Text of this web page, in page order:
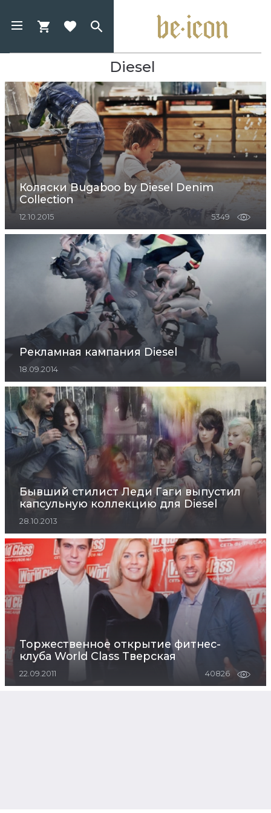
Diesel
Коляски Bugaboo by Diesel Denim
Collection
12.10.2015 5349
Рекламная кампания Diesel
18.09.2014
Бывший стилист Леди Гаги выпустил
капсульную коллекцию для Diesel
28.10.2013
Торжественное открытие фитнес-
клуба World Class Тверская
22.09.2011 40826